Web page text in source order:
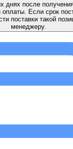
днях после
Если срок
поставки такой
менеджеру.